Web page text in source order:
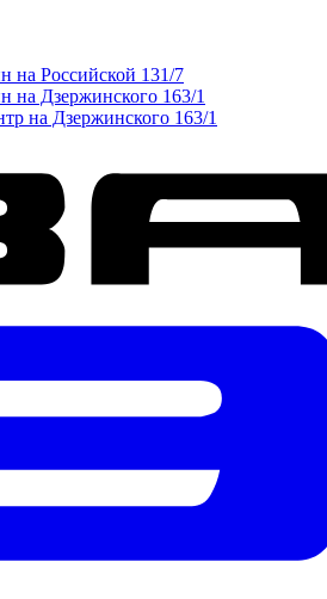
на Российской 131/7
на Дзержинского 163/1
на Дзержинского 163/1